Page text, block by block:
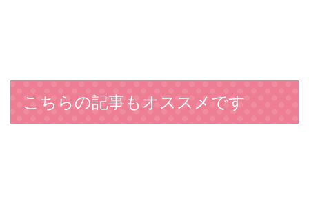
こちらの記事もオススメです